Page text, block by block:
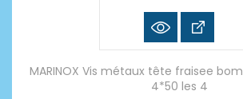
MARINOX Vis métaux tête fraisee
4*50 les 4